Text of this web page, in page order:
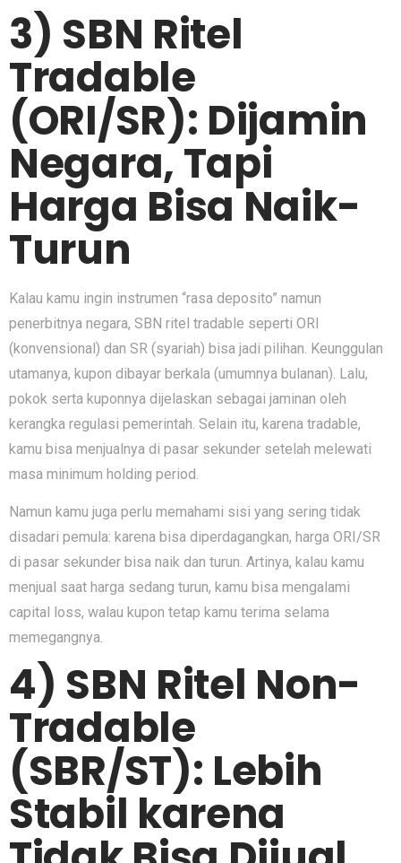
3) SBN Ritel
Tradable
(ORI/SR): Dijamin
Negara, Tapi
Harga Bisa Naik-
Turun
Kalau kamu ingin instrumen “rasa deposito” namun
penerbitnya negara, SBN ritel tradable seperti ORI
(konvensional) dan SR (syariah) bisa jadi pilihan. Keunggulan
utamanya, kupon dibayar berkala (umumnya bulanan). Lalu,
pokok serta kuponnya dijelaskan sebagai jaminan oleh
kerangka regulasi pemerintah. Selain itu, karena tradable,
kamu bisa menjualnya di pasar sekunder setelah melewati
masa minimum holding period.
Namun kamu juga perlu memahami sisi yang sering tidak
disadari pemula: karena bisa diperdagangkan, harga ORI/SR
di pasar sekunder bisa naik dan turun. Artinya, kalau kamu
menjual saat harga sedang turun, kamu bisa mengalami
capital loss, walau kupon tetap kamu terima selama
memegangnya.
4) SBN Ritel Non-
Tradable
(SBR/ST): Lebih
Stabil karena